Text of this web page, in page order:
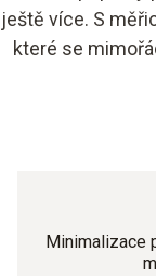
ještě více. S
které se
Minimalizace